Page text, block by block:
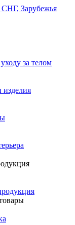
за телом